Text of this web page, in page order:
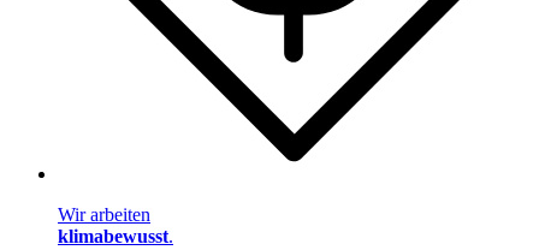
Wir arbeiten
klimabewusst.